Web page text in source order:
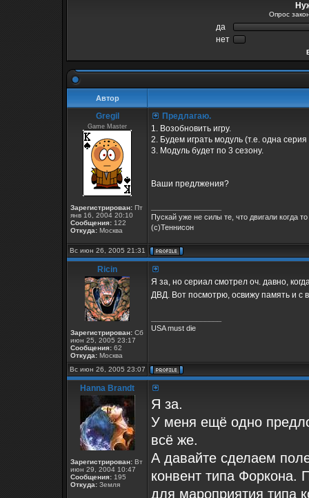
Опрос
да
нет
Автор
Gregil
Game Master
Зарегистрирован: Пт
янв 16, 2004 20:10
Сообщения: 122
Откуда: Москва
Предлагаю.
1. Возобновить игру.
2. Будем играть модуль (т.е. одна
3. Модуль будет по 3 сезону.
Ваши предлжения?
Пускай уже не силы те, что двигали когда
(с)Теннисон
Вс июн 26, 2005 21:31
Ricin
Зарегистрирован: Сб
июн 25, 2005 23:17
Сообщения: 62
Откуда: Москва
Я за, но сериал смотрел оч. давно,
ДВД. Вот посмотрю, освижу память и с
USA must die
Вс июн 26, 2005 23:07
Hanna Brandt
Зарегистрирован: Вт
июн 29, 2004 10:47
Сообщения: 195
Откуда: Земля
Я за.
У меня ещё одно
всё же.
А давайте сделаем
конвент типа Форкона.
для мароприятия типа